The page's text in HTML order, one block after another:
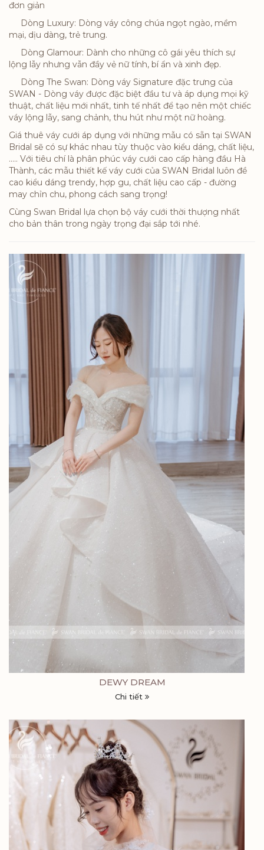
đơn giản
Dòng Luxury: Dòng váy công chúa ngọt ngào, mềm
mại, dịu dàng, trẻ trung.
Dòng Glamour: Dành cho những cô gái yêu thích sự
lộng lẫy nhưng vẫn đầy vẻ nữ tính, bí ẩn và xinh đẹp.
Dòng The Swan: Dòng váy Signature đặc trưng của
SWAN - Dòng váy được đặc biệt đầu tư và áp dụng mọi kỹ
thuật, chất liệu mới nhất, tinh tế nhất để tạo nên một chiếc
váy lộng lẫy, sang chảnh, thu hút như một nữ hoàng.
Giá thuê váy cưới áp dụng với những mẫu có sẵn tại SWAN
Bridal sẽ có sự khác nhau tùy thuộc vào kiểu dáng, chất liệu,
….. Với tiêu chí là phân phúc váy cưới cao cấp hàng đầu Hà
Thành, các mẫu thiết kế váy cưới của SWAN Bridal luôn đề
cao kiểu dáng trendy, hợp gu, chất liệu cao cấp - đường
may chỉn chu, phong cách sang trọng!
Cùng Swan Bridal lựa chọn bộ váy cưới thời thượng nhất
cho bản thân trong ngày trọng đại sắp tới nhé.
DEWY DREAM
Chi tiết